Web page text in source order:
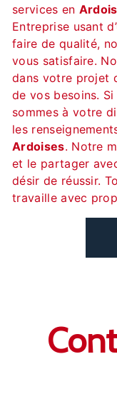
services en
Entreprise usant
faire de qualité,
vous satisfaire.
dans votre projet
de vos besoins.
sommes à votre
les
Ardoises. Notre
et le partager
désir de réussir.
travaille avec